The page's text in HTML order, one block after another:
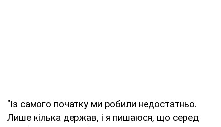
"Із самого початку ми робили недостатньо.
Лише кілька держав, і я пишаюся, що серед